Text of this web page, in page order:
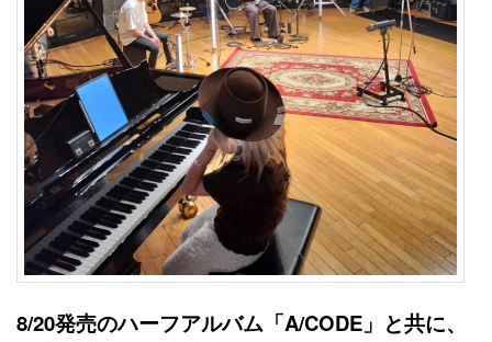
8/20発売のハーフアルバム「A/CODE」と共に、